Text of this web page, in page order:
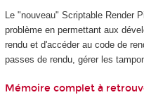
Le "nouveau" Scriptable Render
problème en permettant aux
rendu et d'accéder au code de
passes de rendu, gérer les
Mémoire complet à